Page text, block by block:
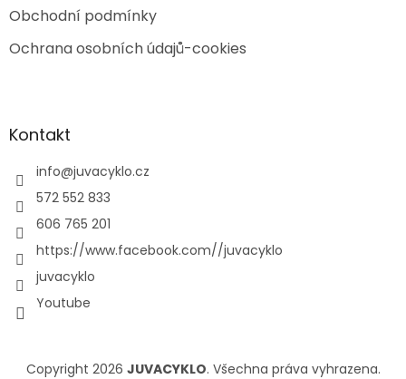
Obchodní podmínky
Ochrana osobních údajů-cookies
Kontakt
info@juvacyklo.cz
572 552 833
606 765 201
https://www.facebook.com//juvacyklo
juvacyklo
Youtube
Copyright 2026 JUVACYKLO. Všechna práva vyhrazena.